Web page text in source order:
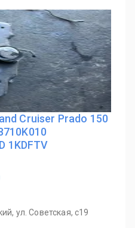
Cruiser Prado 150
ул. Советская, с19